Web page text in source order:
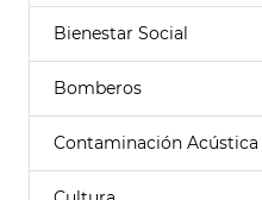
Bienestar Social
Bomberos
Contaminación Acústica